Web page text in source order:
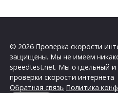
© 2026 Проверка скорости
защищены. Мы не имеем
speedtest.net. Мы отдельный и
проверки скорости интернета
Обратная связь Политика